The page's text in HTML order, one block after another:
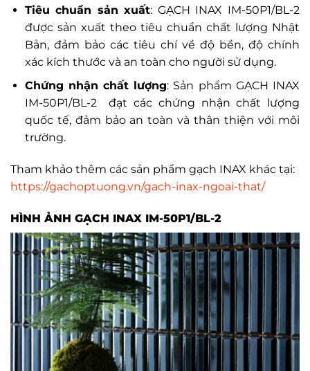
Tiêu chuẩn sản xuất: GẠCH INAX IM-50P1/BL-2
được sản xuất theo tiêu chuẩn chất lượng Nhật
Bản, đảm bảo các tiêu chí về độ bền, độ chính
xác kích thước và an toàn cho người sử dụng.
Chứng nhận chất lượng: Sản phẩm GẠCH INAX
IM-50P1/BL-2 đạt các chứng nhận chất lượng
quốc tế, đảm bảo an toàn và thân thiện với môi
trường.
Tham khảo thêm các sản phẩm gạch INAX khác tại:
https://gachoptuong.vn/gach-inax-ngoai-that/
HÌNH ẢNH GẠCH INAX IM-50P1/BL-2